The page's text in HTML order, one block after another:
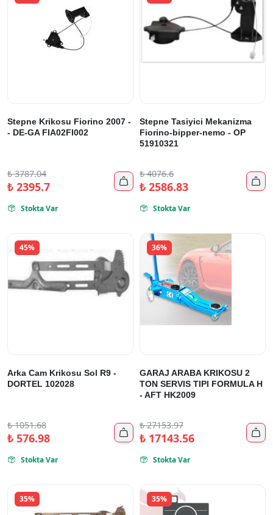
Stepne Krikosu Fiorino 2007 -
- DE-GA FIA02FI002
₺3787.04
₺2395.7 
 Stokta Var
Stepne Tasiyici Mekanizma
Fiorino-bipper-nemo - OP
51910321
₺4076.6
₺2586.83 
 Stokta Var
45%
Arka Cam Krikosu Sol R9 -
DORTEL 102028
₺1051.68
₺576.98 
 Stokta Var
36%
GARAJ ARABA KRIKOSU 2
TON SERVIS TIPI FORMULA H
- AFT HK2009
₺27153.97
₺17143.56 
 Stokta Var
35% 35%